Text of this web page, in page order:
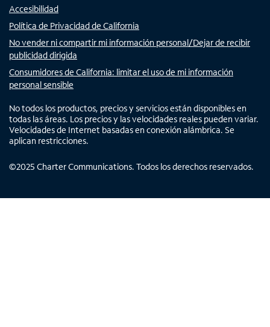
Accesibilidad
Política de Privacidad de California
No vender ni compartir mi información personal/Dejar de recibir
publicidad dirigida
Consumidores de California: limitar el uso de mi información
personal sensible
No todos los productos, precios y servicios están disponibles en
todas las áreas. Los precios y las velocidades reales pueden variar.
Velocidades de Internet basadas en conexión alámbrica. Se
aplican restricciones.
©2025 Charter Communications. Todos los derechos reservados.